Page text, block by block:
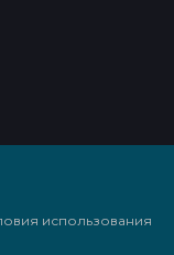
использования